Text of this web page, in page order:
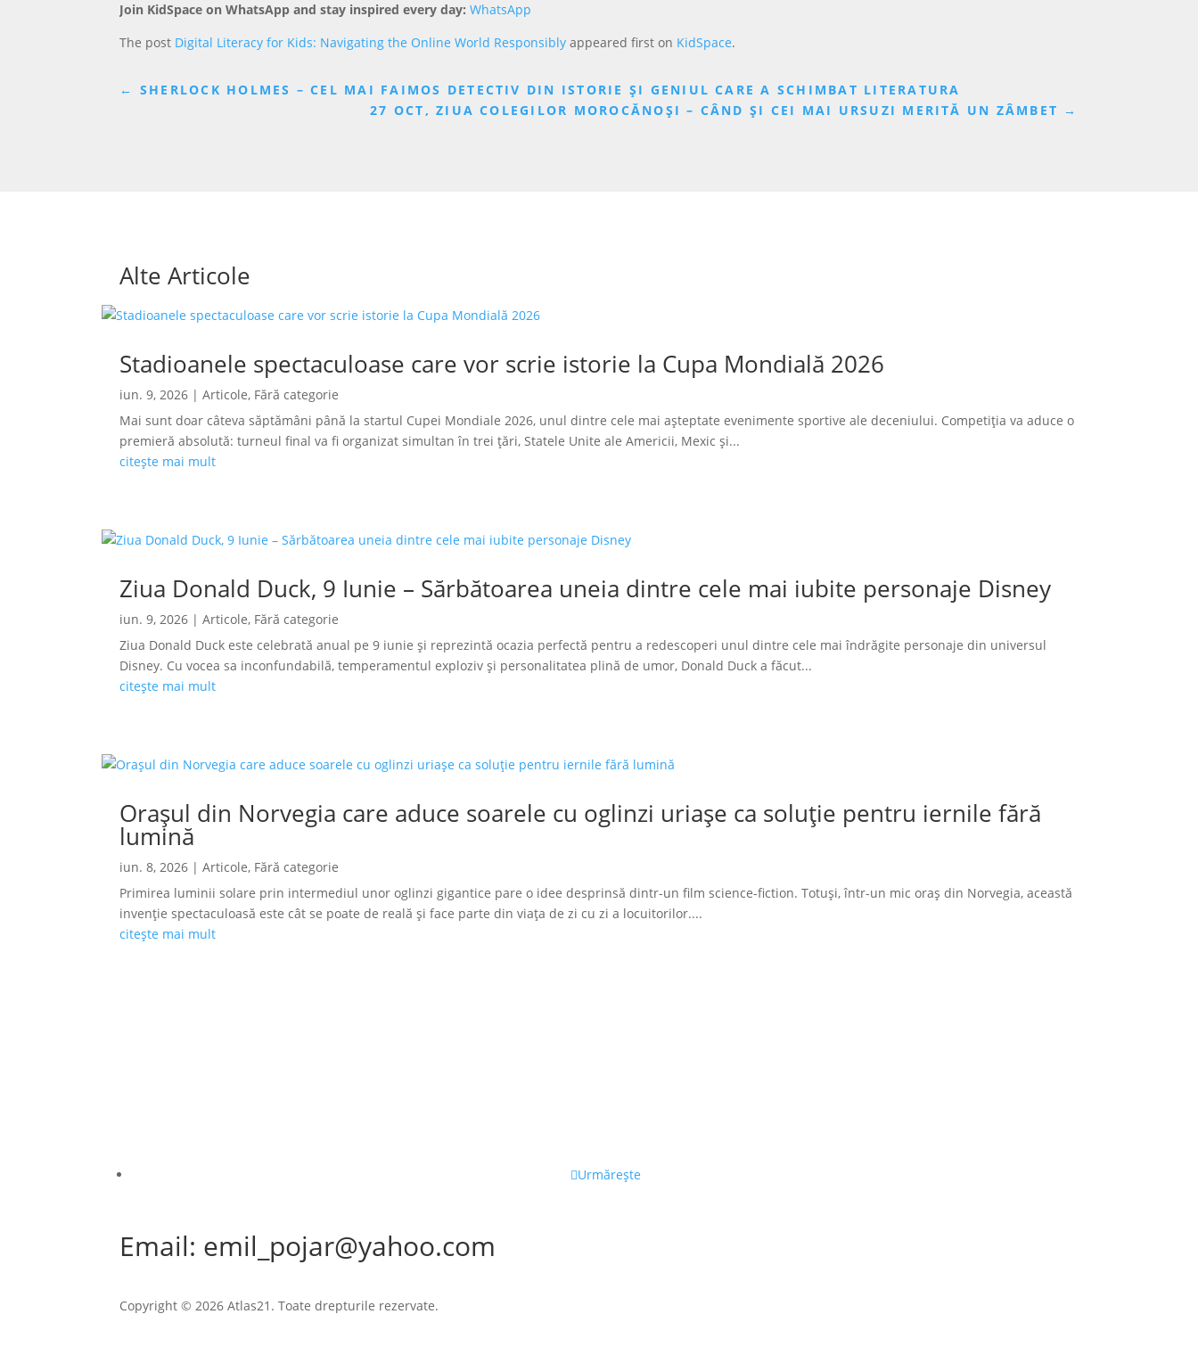
Join KidSpace on WhatsApp and stay inspired every day: WhatsApp
The post Digital Literacy for Kids: Navigating the Online World Responsibly appeared first on KidSpace.
← SHERLOCK HOLMES – CEL MAI FAIMOS DETECTIV DIN ISTORIE ȘI GENIUL CARE A SCHIMBAT LITERATURA
27 OCT, ZIUA COLEGILOR MOROCĂNOȘI – CÂND ȘI CEI MAI URSUZI MERITĂ UN ZÂMBET →
Alte Articole
Stadioanele spectaculoase care vor scrie istorie la Cupa Mondială 2026
iun. 9, 2026 |Articole, Fără categorie
Mai sunt doar câteva săptămâni până la startul Cupei Mondiale 2026, unul dintre cele mai așteptate evenimente sportive ale deceniului. Competiția va aduce o
premieră absolută: turneul final va fi organizat simultan în trei țări, Statele Unite ale Americii, Mexic și...
citește mai mult
Ziua Donald Duck, 9 Iunie – Sărbătoarea uneia dintre cele mai iubite personaje Disney
iun. 9, 2026 |Articole, Fără categorie
Ziua Donald Duck este celebrată anual pe 9 iunie și reprezintă ocazia perfectă pentru a redescoperi unul dintre cele mai îndrăgite personaje din universul
Disney. Cu vocea sa inconfundabilă, temperamentul exploziv și personalitatea plină de umor, Donald Duck a făcut...
citește mai mult
Orașul din Norvegia care aduce soarele cu oglinzi uriașe ca soluție pentru iernile fără
lumină
iun. 8, 2026 |Articole, Fără categorie
Primirea luminii solare prin intermediul unor oglinzi gigantice pare o idee desprinsă dintr-un film science-fiction. Totuși, într-un mic oraș din Norvegia, această
invenție spectaculoasă este cât se poate de reală și face parte din viața de zi cu zi a locuitorilor....
citește mai mult
Urmărește
Email: emil_pojar@yahoo.com
Copyright © 2026 Atlas21. Toate drepturile rezervate.